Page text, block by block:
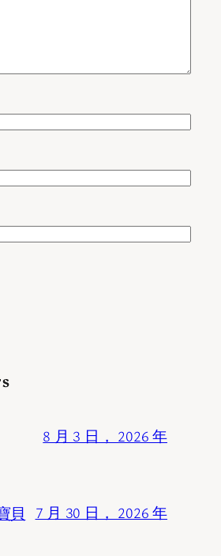
8 月 3 日， 2026 年
貝 7 月 30 日， 2026 年